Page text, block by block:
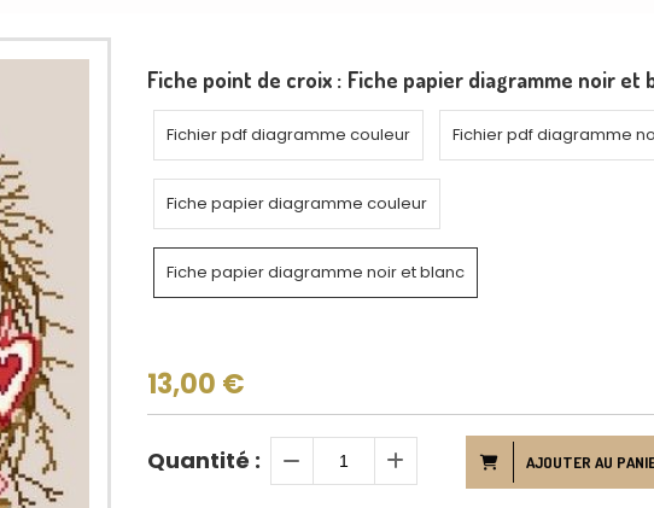
Fiche point de croix : Fiche papier diagramme noir et
Fichier pdf diagramme couleur Fichier pdf diagramme
Fiche papier diagramme couleur
Fiche papier diagramme noir et blanc
13,00 €
Quantité : AJOUTER AU